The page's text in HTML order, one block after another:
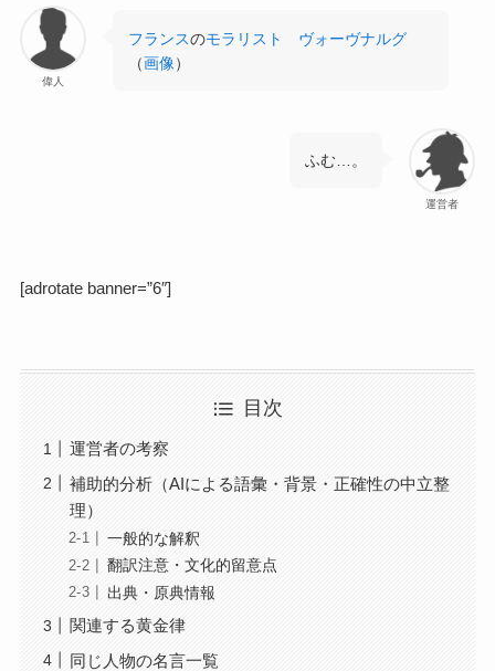
偉人
フランスのモラリスト
ヴォーヴナルグ
（画像）
運営者
ふむ…。
[adrotate banner=”6″]
目次
運営者の考察
補助的分析（AIによる語彙・背景・正確性の中立整
理）
一般的な解釈
翻訳注意・文化的留意点
出典・原典情報
関連する黄金律
同じ人物の名言一覧